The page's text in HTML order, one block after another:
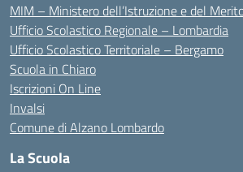
MIM – Ministero dell’Istruzione e del
Ufficio Scolastico Regionale – Lombardia
Ufficio Scolastico Territoriale – Bergamo
Scuola in Chiaro
Iscrizioni On Line
Invalsi
Comune di Alzano Lombardo
La Scuola